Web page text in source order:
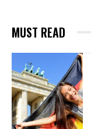
MUST READ